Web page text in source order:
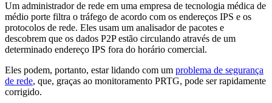
Um administrador de rede em uma empresa de tecnologia médica de
médio porte filtra o tráfego de acordo com os endereços IPS e os
protocolos de rede. Eles usam um analisador de pacotes e
descobrem que os dados P2P estão circulando através de um
determinado endereço IPS fora do horário comercial.
Eles podem, portanto, estar lidando com um problema de segurança
de rede, que, graças ao monitoramento PRTG, pode ser rapidamente
corrigido.